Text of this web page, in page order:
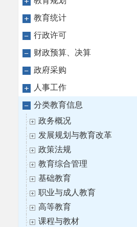
教育统计
行政许可
财政预算、决算
政府采购
人事工作
分类教育信息
政务概况
发展规划与教育改革
政策法规
教育综合管理
基础教育
职业与成人教育
高等教育
课程与教材